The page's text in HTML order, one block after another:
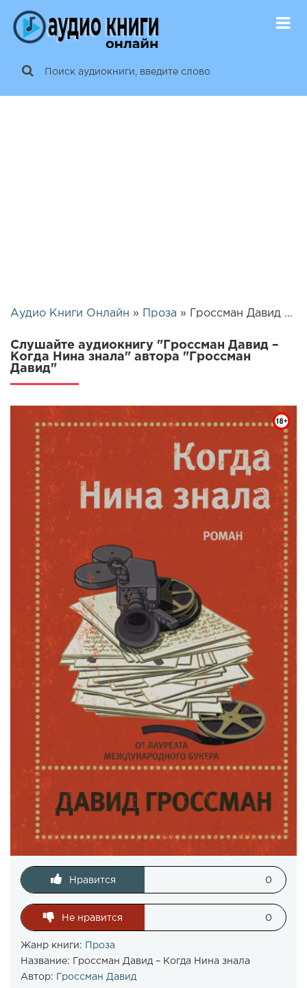
Аудио Книги Онлайн » Проза » Гроссман Давид – Когда Нина знала | 26093
Слушайте аудиокнигу "Гроссман Давид –
Когда Нина знала" автора "Гроссман
Давид"
Нравится 0
Не нравится 0
Жанр книги:
Проза
Название: Гроссман Давид – Когда Нина знала
Автор:
Гроссман Давид